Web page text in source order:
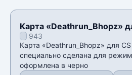
Карта «Deathrun_Bhopz»
943
Карта «Deathrun_Bhopz» для CS
специально сделана для
оформлена в черно